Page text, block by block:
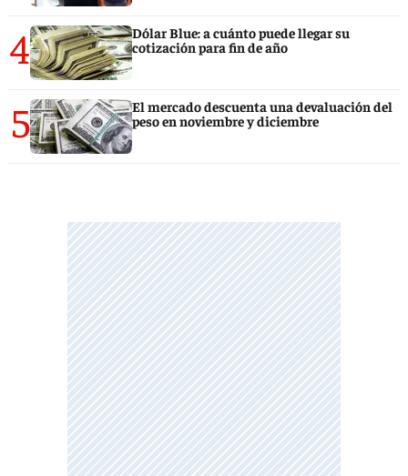
4
Dólar Blue: a cuánto puede llegar su
cotización para fin de año
5
El mercado descuenta una devaluación del
peso en noviembre y diciembre